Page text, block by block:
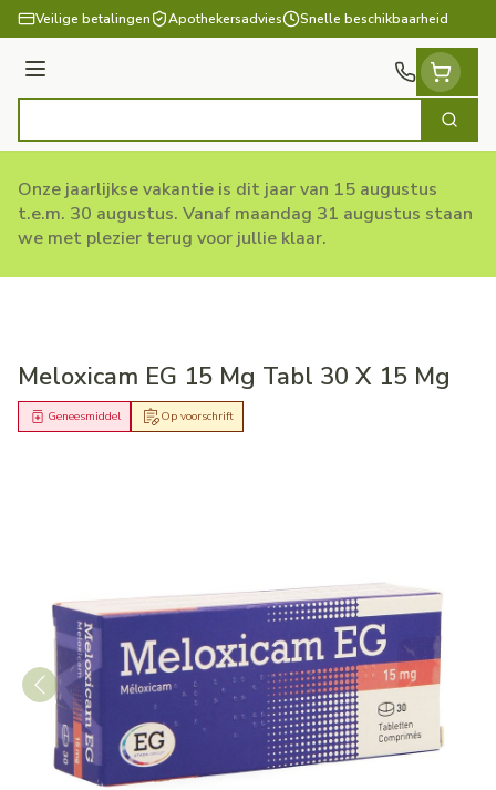
Ga naar de inhoud
Veilige betalingen Apothekersadvies Snelle beschikbaarheid
Menu
Zoek
Onze jaarlijkse vakantie is dit jaar van 15 augustus
t.e.m. 30 augustus. Vanaf maandag 31 augustus staan
we met plezier terug voor jullie klaar.
Meloxicam EG 15 Mg Tabl 30 X 15 Mg
Op voorschrift
Geneesmiddel